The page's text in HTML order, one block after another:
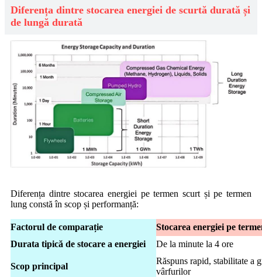
Diferența dintre stocarea energiei de scurtă durată și
de lungă durată
Diferența dintre stocarea energiei pe termen scurt și pe termen
lung constă în scop și performanță:
Factorul de comparație
Stocarea energiei pe
Durata tipică de stocare a energiei
De la minute la 4 ore
Scop principal
Răspuns rapid, stabilitate a
vârfurilor